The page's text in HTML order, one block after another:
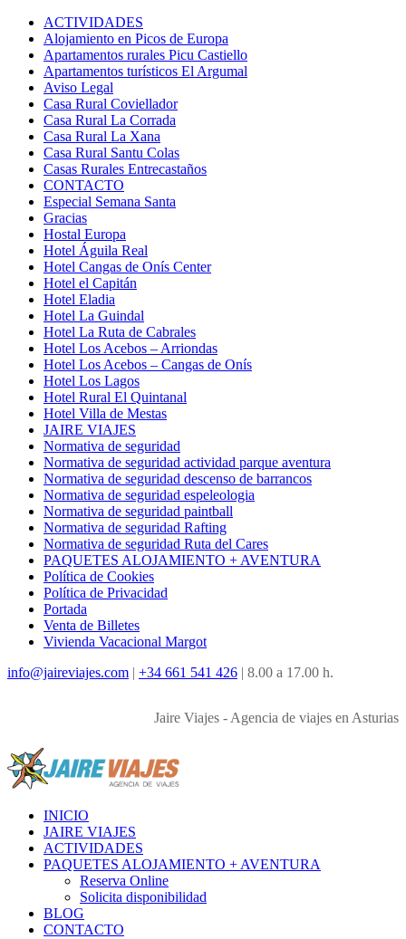
ACTIVIDADES
Alojamiento en Picos de Europa
Apartamentos rurales Picu Castiello
Apartamentos turísticos El Argumal
Aviso Legal
Casa Rural Coviellador
Casa Rural La Corrada
Casa Rural La Xana
Casa Rural Santu Colas
Casas Rurales Entrecastaños
CONTACTO
Especial Semana Santa
Gracias
Hostal Europa
Hotel Águila Real
Hotel Cangas de Onís Center
Hotel el Capitán
Hotel Eladia
Hotel La Guindal
Hotel La Ruta de Cabrales
Hotel Los Acebos – Arriondas
Hotel Los Acebos – Cangas de Onís
Hotel Los Lagos
Hotel Rural El Quintanal
Hotel Villa de Mestas
JAIRE VIAJES
Normativa de seguridad
Normativa de seguridad actividad parque aventura
Normativa de seguridad descenso de barrancos
Normativa de seguridad espeleologia
Normativa de seguridad paintball
Normativa de seguridad Rafting
Normativa de seguridad Ruta del Cares
PAQUETES ALOJAMIENTO + AVENTURA
Política de Cookies
Política de Privacidad
Portada
Venta de Billetes
Vivienda Vacacional Margot
info@jaireviajes.com | +34 661 541 426 | 8.00 a 17.00 h.
Jaire Viajes - Agencia de viajes en Asturias
INICIO
JAIRE VIAJES
ACTIVIDADES
PAQUETES ALOJAMIENTO + AVENTURA
Reserva Online
Solicita disponibilidad
BLOG
CONTACTO